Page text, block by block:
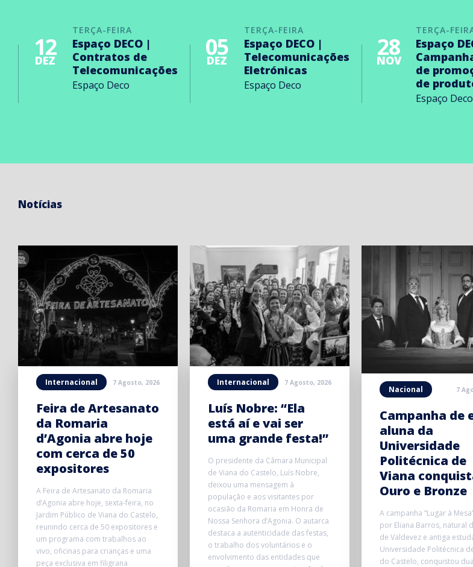
TERÇA-FEIRA
12
DEZ
Espaço DECO |
Contratos de
Telecomunicações
Espaço Deco
TERÇA-FEIRA
05
DEZ
Espaço DECO |
Telecomunicações
Eletrónicas
Espaço Deco
TERÇA-
28
NOV
Espaço
de
de
Espaço Deco
Notícias
Internacional 7 Agosto, 2026
Feira de Artesanato
da Romaria
d’Agonia abre hoje
com cerca de 50
expositores
A Feira de Artesanato da Romaria
d’Agonia abre hoje, sexta-feira, no
Jardim Público de Viana do Castelo,
reunindo cerca de 50 expositores e
um programa com trabalhos ao
vivo, oficinas para crianças e uma
peça exclusiva em filigrana
Internacional 7 Agosto, 2026
Luís Nobre: “Ela
está aí e vai ser
uma grande festa!”
O presidente da Câmara Municipal
de Viana do Castelo, Luís Nobre,
deixou uma mensagem à
população e aos visitantes por
ocasião da Romaria em Honra de
Nossa Senhora d’Agonia. O autarca
destaca a autenticidade das festas,
o trabalho dos voluntários e o
envolvimento das entidades que
Nacional 7
Campanha de
aluna da
Universidade
Politécnica de
Viana
Ouro e Bronze
A campanha “Lugar à
por Eliana Barros, natural
de Valdevez e antiga
Universidade Politécnica
do Castelo, conquistou